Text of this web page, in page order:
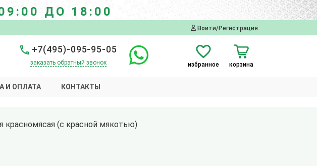
ДО 18:00
Войти/Регистрация
+7(495)-095-95-05
заказать обратный звонок избранное корзина
И ОПЛАТА КОНТАКТЫ
красномясая (с красной мякотью)